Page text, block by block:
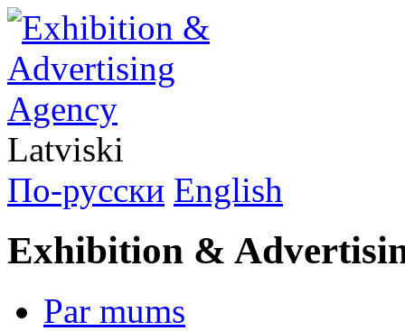
Latviski
По-русски English
Exhibition &
Par mums